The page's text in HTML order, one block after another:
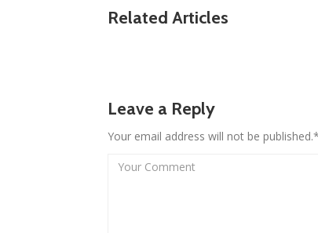
Related Articles
Leave a Reply
Your email address will not be published.*